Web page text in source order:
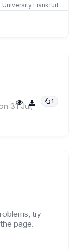
University Frankfurt
1
31 Jul,
try
page.